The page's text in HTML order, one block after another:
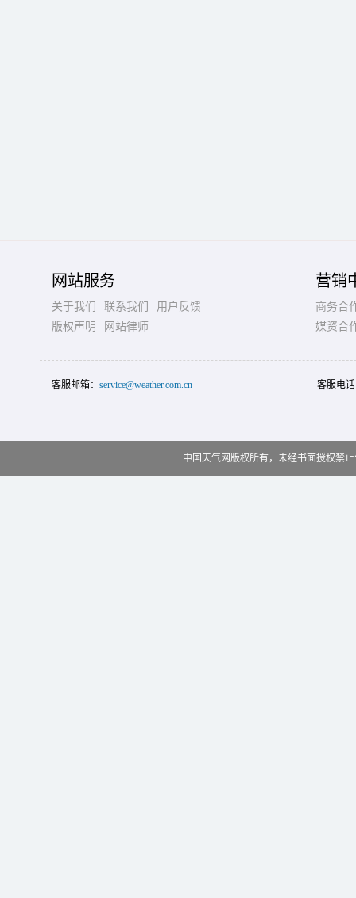
网站服务
关于我们 联系我们
用户反馈
版权声明
网站律师
营销
商务合
媒资合
客服邮箱： service@weather.com.cn 客服电
中国天气网版权所有，未经书面授权